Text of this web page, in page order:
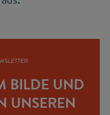
BILDE UND
UNSEREN